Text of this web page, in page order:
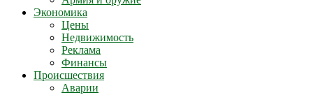
Экономика
Цены
Недвижимость
Реклама
Финансы
Происшествия
Аварии